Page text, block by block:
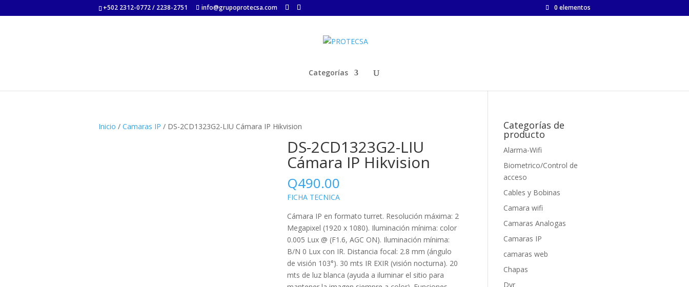
+502 2312-0772 / 2238-2751 info@grupoprotecsa.com 0 elementos
Categorías
Inicio / Camaras IP / DS-2CD1323G2-LIU Cámara IP Hikvision
DS-2CD1323G2-LIU
Cámara IP Hikvision
Q490.00
FICHA TECNICA
Cámara IP en formato turret. Resolución máxima: 2
Megapixel (1920 x 1080). Iluminación mínima: color
0.005 Lux @ (F1.6, AGC ON). Iluminación mínima:
B/N 0 Lux con IR. Distancia focal: 2.8 mm (ángulo
de visión 103°). 30 mts IR EXIR (visión nocturna). 20
mts de luz blanca (ayuda a iluminar el sitio para
Categorías de
producto
Alarma-Wifi
Biometrico/Control de
acceso
Cables y Bobinas
Camara wifi
Camaras Analogas
Camaras IP
camaras web
Chapas
Dvr